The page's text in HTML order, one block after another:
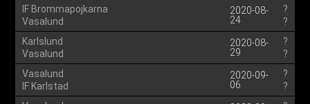
IF Brommapojkarna
Vasalund
2020-08-
24
?
?
Karlslund
Vasalund
2020-08-
29
?
?
Vasalund
IF Karlstad
2020-09-
06
?
?